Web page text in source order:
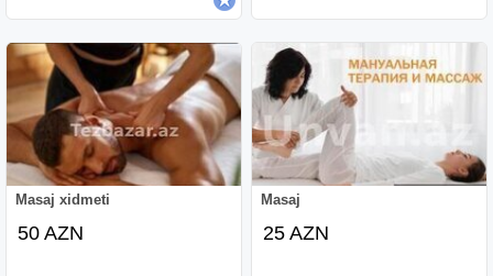
Masaj xidmeti
50 AZN
Masaj
25 AZN